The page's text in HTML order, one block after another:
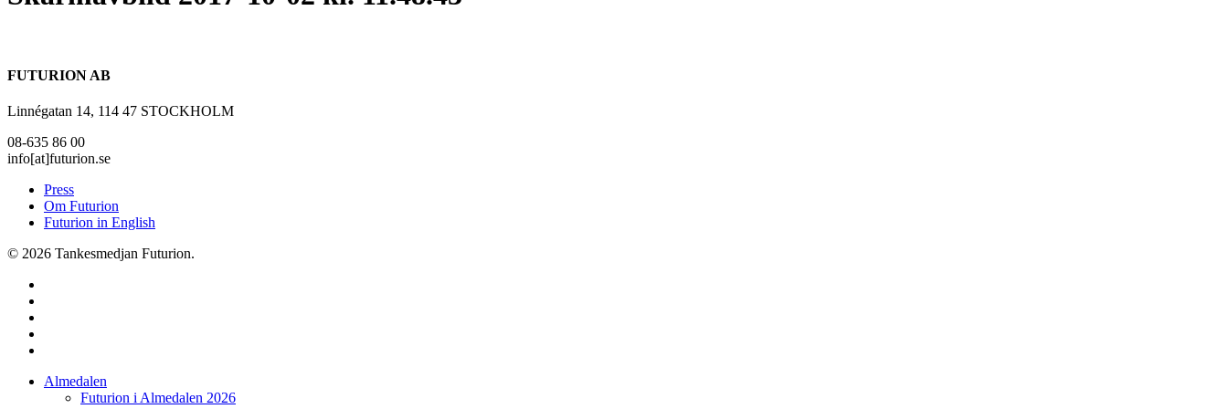
FUTURION AB
Linnégatan 14, 114 47 STOCKHOLM
08-635 86 00
info[at]futurion.se
Press
Om Futurion
Futurion in English
© 2026 Tankesmedjan Futurion.
Close
Almedalen
Futurion i Almedalen 2026